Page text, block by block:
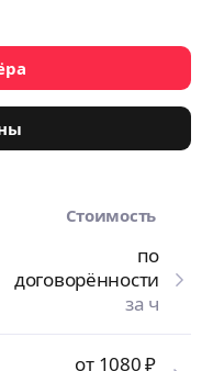
Стоимость
по
договорённости
за ч
от 1080₽